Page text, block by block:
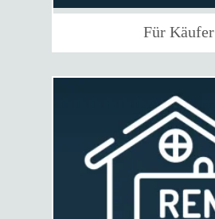
Für Käufer